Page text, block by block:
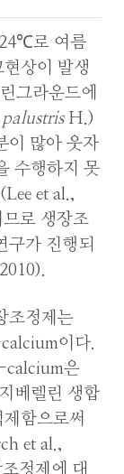
로 여름
상이 발생
그라운드에
H.)
이 많아 웃자
수행하지 못
et al.,
로 생장조
구가 진행되
조정제는
이다.
은
베렐린 생합
함으로써
et al.,
정제에 대